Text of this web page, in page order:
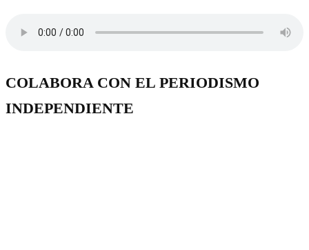
COLABORA CON EL PERIODISMO
INDEPENDIENTE